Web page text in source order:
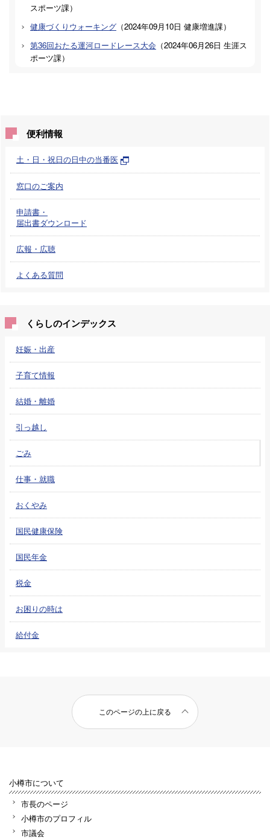
スポーツ課）
健康づくりウォーキング （2024年09月10日 健康増進課）
第36回おたる運河ロードレース大会 （2024年06月26日 生涯ス
ポーツ課）
便利情報
土・日・祝日の日中の当番医
窓口のご案内
申請書・
届出書ダウンロード
広報・広聴
よくある質問
くらしのインデックス
妊娠・出産
子育て情報
結婚・離婚
引っ越し
ごみ
仕事・就職
おくやみ
国民健康保険
国民年金
税金
お困りの時は
給付金
このページの上に戻る
小樽市について
市長のページ
小樽市のプロフィル
市議会